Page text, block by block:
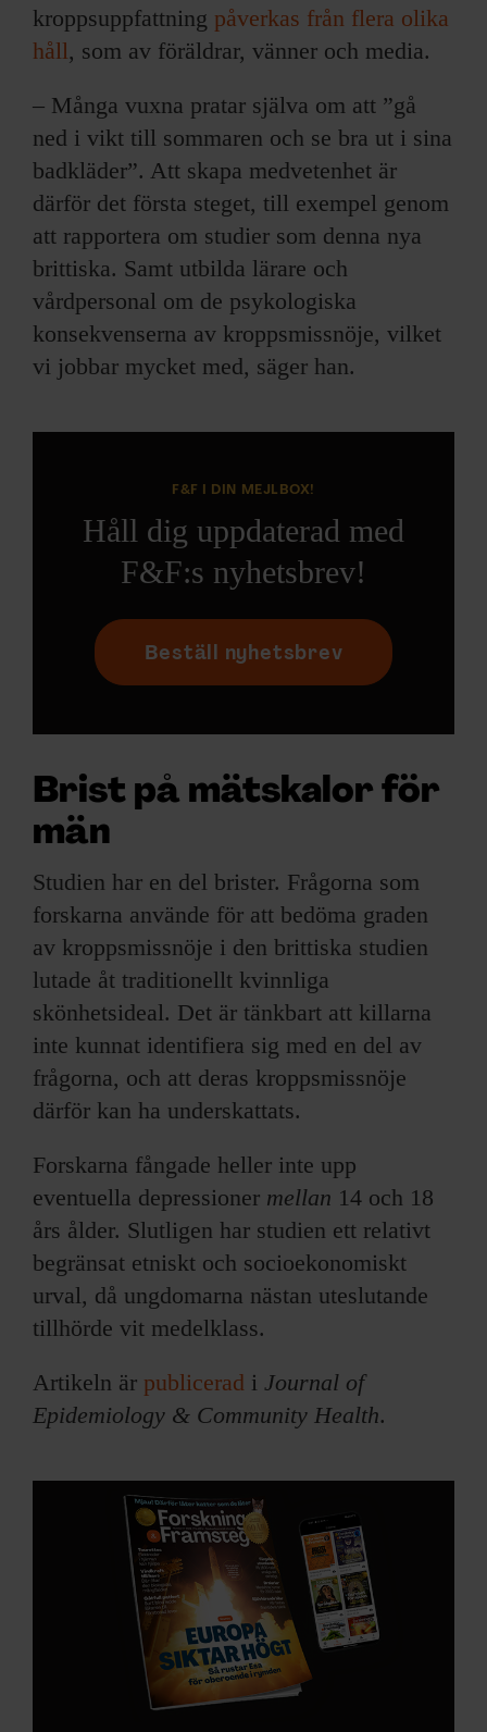
kroppsuppfattning påverkas från flera olika
håll, som av föräldrar, vänner och media.
– Många vuxna pratar själva om att ”gå
ned i vikt till sommaren och se bra ut i sina
badkläder”. Att skapa medvetenhet är
därför det första steget, till exempel genom
att rapportera om studier som denna nya
brittiska. Samt utbilda lärare och
vårdpersonal om de psykologiska
konsekvenserna av kroppsmissnöje, vilket
vi jobbar mycket med, säger han.
F&F I DIN MEJLBOX!
Håll dig uppdaterad med
F&F:s nyhetsbrev!
Beställ nyhetsbrev
Brist på mätskalor för
män
Studien har en del brister. Frågorna som
forskarna använde för att bedöma graden
av kroppsmissnöje i den brittiska studien
lutade åt traditionellt kvinnliga
skönhetsideal. Det är tänkbart att killarna
inte kunnat identifiera sig med en del av
frågorna, och att deras kroppsmissnöje
därför kan ha underskattats.
Forskarna fångade heller inte upp
eventuella depressioner mellan 14 och 18
års ålder. Slutligen har studien ett relativt
begränsat etniskt och socioekonomiskt
urval, då ungdomarna nästan uteslutande
tillhörde vit medelklass.
Artikeln är publicerad i Journal of
Epidemiology & Community Health.